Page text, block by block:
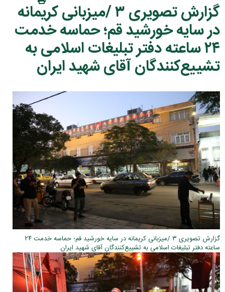
گزارش تصویری ۳ /میزبانی کریمانه
در سایه خورشید قم؛ حماسه خدمت
۲۴ ساعته دفتر تبلیغات اسلامی به
تشییع‌کنندگان آقای شهید ایران
گزارش تصویری ۳ /میزبانی کریمانه در سایه خورشید قم؛ حماسه خدمت ۲۴
ساعته دفتر تبلیغات اسلامی به تشییع‌کنندگان آقای شهید ایران